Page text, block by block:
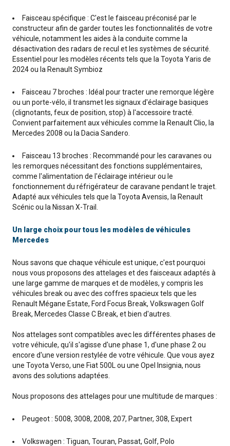
Faisceau spécifique : C'est le faisceau préconisé par le
constructeur afin de garder toutes les fonctionnalités de votre
véhicule, notamment les aides à la conduite comme la
désactivation des radars de recul et les systèmes de sécurité.
Essentiel pour les modèles récents tels que la Toyota Yaris de
2024 ou la Renault Symbioz
Faisceau 7 broches : Idéal pour tracter une remorque légère
ou un porte-vélo, il transmet les signaux d'éclairage basiques
(clignotants, feux de position, stop) à l'accessoire tracté.
Convient parfaitement aux véhicules comme la Renault Clio, la
Mercedes 2008 ou la Dacia Sandero.
Faisceau 13 broches : Recommandé pour les caravanes ou
les remorques nécessitant des fonctions supplémentaires,
comme l'alimentation de l'éclairage intérieur ou le
fonctionnement du réfrigérateur de caravane pendant le trajet.
Adapté aux véhicules tels que la Toyota Avensis, la Renault
Scénic ou la Nissan X-Trail.
Un large choix pour tous les modèles de véhicules
Mercedes
Nous savons que chaque véhicule est unique, c'est pourquoi
nous vous proposons des attelages et des faisceaux adaptés à
une large gamme de marques et de modèles, y compris les
véhicules break ou avec des coffres spacieux tels que les
Renault Mégane Estate, Ford Focus Break, Volkswagen Golf
Break, Mercedes Classe C Break, et bien d'autres.
Nos attelages sont compatibles avec les différentes phases de
votre véhicule, qu'il s'agisse d'une phase 1, d'une phase 2 ou
encore d'une version restylée de votre véhicule. Que vous ayez
une Toyota Verso, une Fiat 500L ou une Opel Insignia, nous
avons des solutions adaptées.
Nous proposons des attelages pour une multitude de marques :
Peugeot : 5008, 3008, 2008, 207, Partner, 308, Expert
Volkswagen : Tiguan, Touran, Passat, Golf, Polo